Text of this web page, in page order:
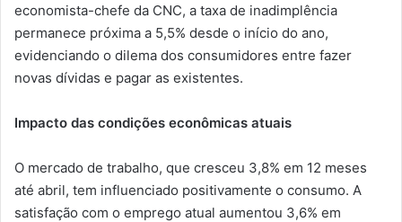
economista-chefe da CNC, a taxa de inadimplência
permanece próxima a 5,5% desde o início do ano,
evidenciando o dilema dos consumidores entre fazer
novas dívidas e pagar as existentes.
Impacto das condições econômicas atuais
O mercado de trabalho, que cresceu 3,8% em 12 meses
até abril, tem influenciado positivamente o consumo. A
satisfação com o emprego atual aumentou 3,6% em